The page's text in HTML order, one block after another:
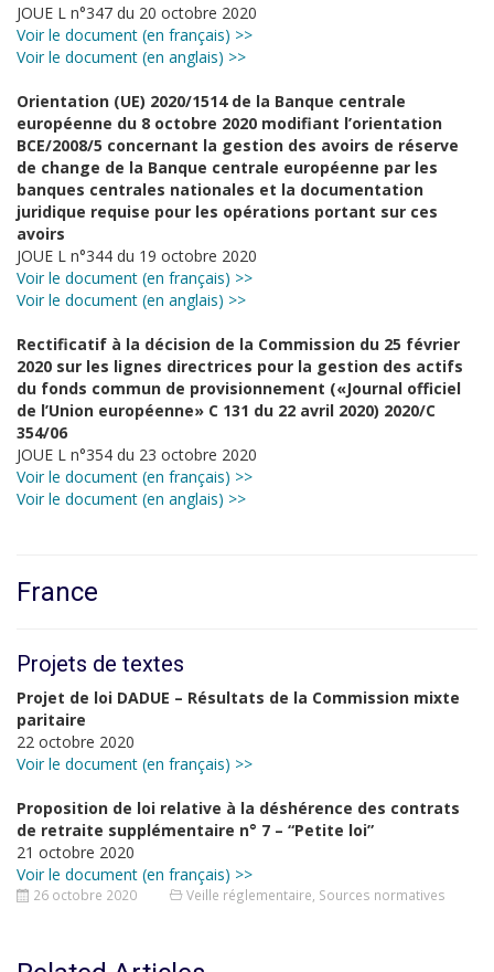
JOUE L n°347 du 20 octobre 2020
Voir le document (en français) >>
Voir le document (en anglais) >>
Orientation (UE) 2020/1514 de la Banque centrale
européenne du 8 octobre 2020 modifiant l’orientation
BCE/2008/5 concernant la gestion des avoirs de réserve
de change de la Banque centrale européenne par les
banques centrales nationales et la documentation
juridique requise pour les opérations portant sur ces
avoirs
JOUE L n°344 du 19 octobre 2020
Voir le document (en français) >>
Voir le document (en anglais) >>
Rectificatif à la décision de la Commission du 25 février
2020 sur les lignes directrices pour la gestion des actifs
du fonds commun de provisionnement («Journal officiel
de l’Union européenne» C 131 du 22 avril 2020) 2020/C
354/06
JOUE L n°354 du 23 octobre 2020
Voir le document (en français) >>
Voir le document (en anglais) >>
France
Projets de textes
Projet de loi DADUE – Résultats de la Commission mixte
paritaire
22 octobre 2020
Voir le document (en français) >>
Proposition de loi relative à la déshérence des contrats
de retraite supplémentaire n° 7 – “Petite loi”
21 octobre 2020
Voir le document (en français) >>
26 octobre 2020 Veille réglementaire Sources normatives